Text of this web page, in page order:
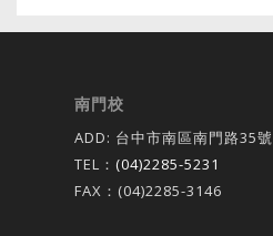
南門校
ADD: 台中市南區南門路35號
TEL： (04)2285-5231
FAX：(04)2285-3146